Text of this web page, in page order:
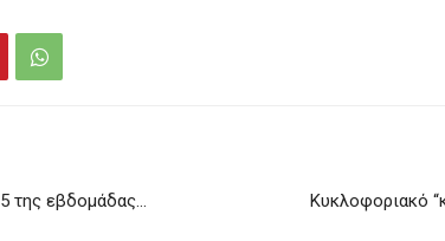
της εβδομάδας… Κυκλοφοριακό